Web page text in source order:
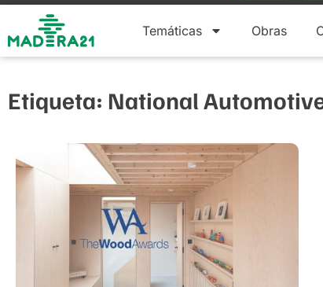
Temáticas Obras
Etiqueta: National